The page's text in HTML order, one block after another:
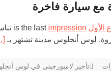
مع سيارة فاخرة
الأول impression
لوس أنجلوس مدينة تشتهر بـ
تأجير لامبورجيني في لوس